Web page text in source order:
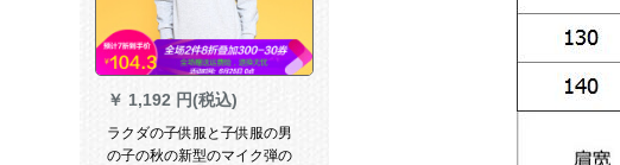
￥ 1,192 円(税込)
ラクダの子供服と子供服の男
の子の秋の新型のマイク弾の